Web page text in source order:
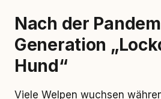
Nach der
Generation
Hund“
Viele Welpen wuchsen